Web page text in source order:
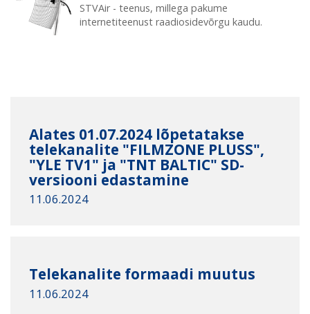
STVAir - teenus, millega pakume
internetiteenust raadiosidevõrgu kaudu.
Alates 01.07.2024 lõpetatakse
telekanalite "FILMZONE PLUSS",
"YLE TV1" ja "ТNТ BALTIC" SD-
versiooni edastamine
11.06.2024
Telekanalite formaadi muutus
11.06.2024